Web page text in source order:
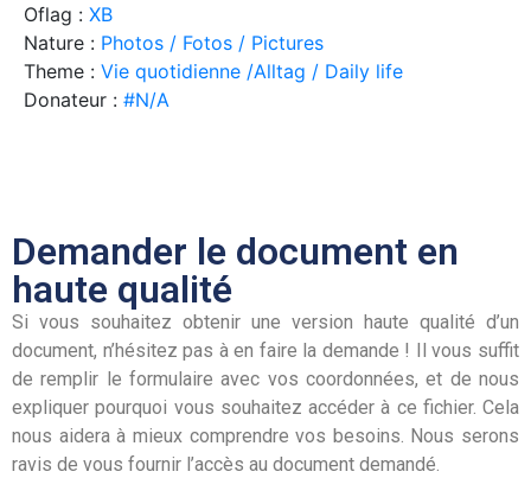
Oflag : XB
Nature : Photos / Fotos / Pictures
Theme : Vie quotidienne /Alltag / Daily life
Donateur : #N/A
Demander le document en
haute qualité
Si vous souhaitez obtenir une version haute qualité d’un
document, n’hésitez pas à en faire la demande ! Il vous suffit
de remplir le formulaire avec vos coordonnées, et de nous
expliquer pourquoi vous souhaitez accéder à ce fichier. Cela
nous aidera à mieux comprendre vos besoins. Nous serons
ravis de vous fournir l’accès au document demandé.